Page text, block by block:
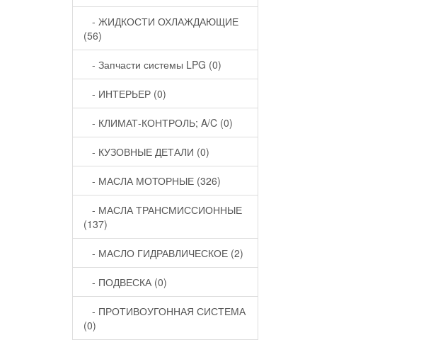
- ЖИДКОСТИ ОХЛАЖДАЮЩИЕ
(56)
- Запчасти системы LPG (0)
- ИНТЕРЬЕР (0)
- КЛИМАТ-КОНТРОЛЬ; A/C (0)
- КУЗОВНЫЕ ДЕТАЛИ (0)
- МАСЛА МОТОРНЫЕ (326)
- МАСЛА ТРАНСМИССИОННЫЕ
(137)
- МАСЛО ГИДРАВЛИЧЕСКОЕ (2)
- ПОДВЕСКА (0)
- ПРОТИВОУГОННАЯ СИСТЕМА
(0)